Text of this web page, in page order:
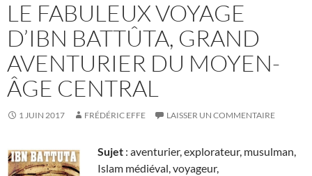
LE FABULEUX VOYAGE
D’IBN BATTÛTA, GRAND
AVENTURIER DU MOYEN-
ÂGE CENTRAL
1 JUIN 2017 FRÉDÉRIC EFFE LAISSER UN COMMENTAIRE
Sujet : aventurier, explorateur, musulman,
Islam médiéval, voyageur,